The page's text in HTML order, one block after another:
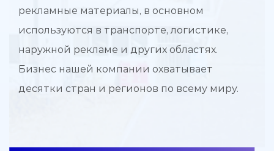
рекламные материалы, в основном
используются в транспорте, логистике,
наружной рекламе и других областях.
Бизнес нашей компании охватывает
десятки стран и регионов по всему миру.